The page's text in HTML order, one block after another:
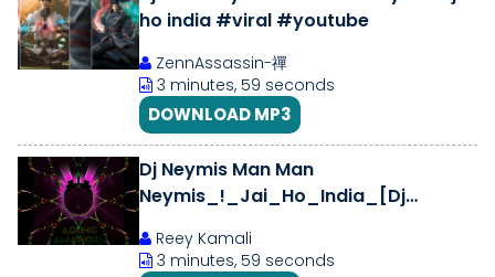
ho india #viral #youtube
ZennAssassin-禪
3 minutes, 59 seconds
DOWNLOAD MP3
Dj Neymis Man Man
Neymis_!_Jai_Ho_India_[Dj
Reey Kamali
3 minutes, 59 seconds